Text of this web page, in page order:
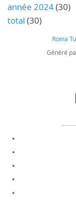
année 2024(30)
total (30)
Roma
Généré